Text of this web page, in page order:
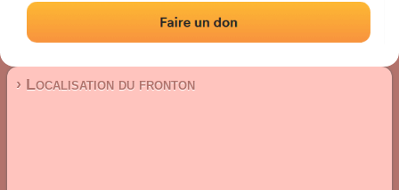
Fronton place libre
Localisation|Photos|Commentaires et avis
› Localisation du fronton